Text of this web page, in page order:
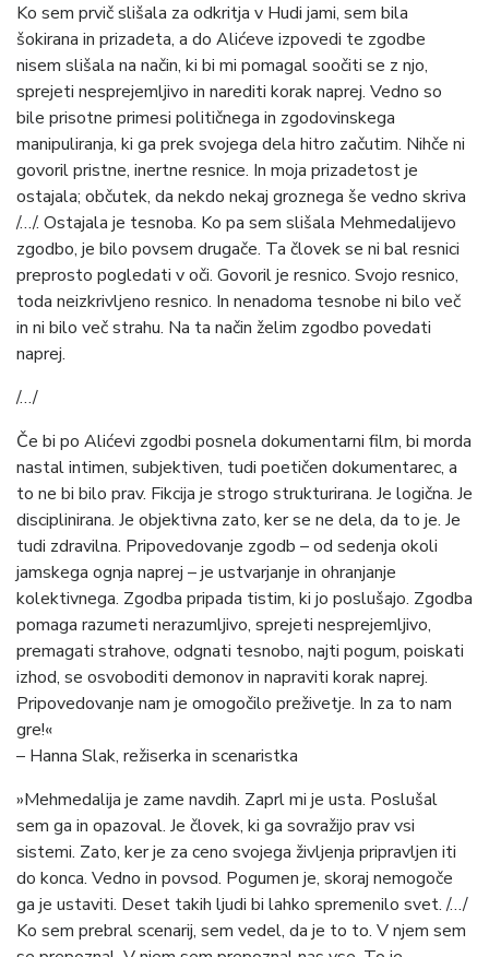
Ko sem prvič slišala za odkritja v Hudi jami, sem bila
šokirana in prizadeta, a do Alićeve izpovedi te zgodbe
nisem slišala na način, ki bi mi pomagal soočiti se z njo,
sprejeti nesprejemljivo in narediti korak naprej. Vedno so
bile prisotne primesi političnega in zgodovinskega
manipuliranja, ki ga prek svojega dela hitro začutim. Nihče ni
govoril pristne, inertne resnice. In moja prizadetost je
ostajala; občutek, da nekdo nekaj groznega še vedno skriva
/…/. Ostajala je tesnoba. Ko pa sem slišala Mehmedalijevo
zgodbo, je bilo povsem drugače. Ta človek se ni bal resnici
preprosto pogledati v oči. Govoril je resnico. Svojo resnico,
toda neizkrivljeno resnico. In nenadoma tesnobe ni bilo več
in ni bilo več strahu. Na ta način želim zgodbo povedati
naprej.
/…/
Če bi po Alićevi zgodbi posnela dokumentarni film, bi morda
nastal intimen, subjektiven, tudi poetičen dokumentarec, a
to ne bi bilo prav. Fikcija je strogo strukturirana. Je logična. Je
disciplinirana. Je objektivna zato, ker se ne dela, da to je. Je
tudi zdravilna. Pripovedovanje zgodb – od sedenja okoli
jamskega ognja naprej – je ustvarjanje in ohranjanje
kolektivnega. Zgodba pripada tistim, ki jo poslušajo. Zgodba
pomaga razumeti nerazumljivo, sprejeti nesprejemljivo,
premagati strahove, odgnati tesnobo, najti pogum, poiskati
izhod, se osvoboditi demonov in napraviti korak naprej.
Pripovedovanje nam je omogočilo preživetje. In za to nam
gre!«
– Hanna Slak, režiserka in scenaristka
»Mehmedalija je zame navdih. Zaprl mi je usta. Poslušal
sem ga in opazoval. Je človek, ki ga sovražijo prav vsi
sistemi. Zato, ker je za ceno svojega življenja pripravljen iti
do konca. Vedno in povsod. Pogumen je, skoraj nemogoče
ga je ustaviti. Deset takih ljudi bi lahko spremenilo svet. /…/
Ko sem prebral scenarij, sem vedel, da je to to. V njem sem